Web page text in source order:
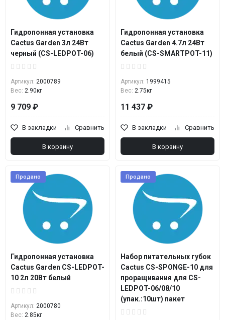
Гидропонная установка
Cactus Garden 3л 24Вт
черный (CS-LEDPOT-06)
Артикул: 2000789
Вес: 2.90кг
9 709 ₽
В закладки Сравнить
В корзину
Гидропонная установка
Cactus Garden 4.7л 24Вт
белый (CS-SMARTPOT-11)
Артикул: 1999415
Вес: 2.75кг
11 437 ₽
В закладки Сравнить
В корзину
Продано
Гидропонная установка
Cactus Garden CS-LEDPOT-
10 2л 20Вт белый
Артикул: 2000780
Вес: 2.85кг
Продано
Набор питательных губок
Cactus CS-SPONGE-10 для
проращивания для CS-
LEDPOT-06/08/10
(упак.:10шт) пакет